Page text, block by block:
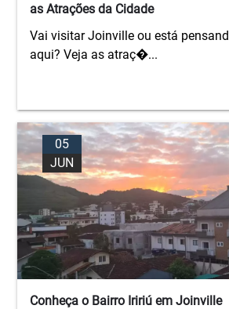
as Atrações da Cidade
Vai visitar Joinville ou está
aqui? Veja as atraç�...
05
JUN
Conheça o Bairro Iririú em Joinville